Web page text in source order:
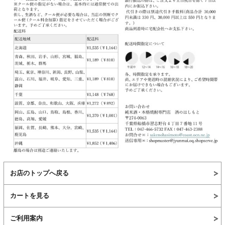
お店のトップへ戻る
カートを見る
ご利用案内